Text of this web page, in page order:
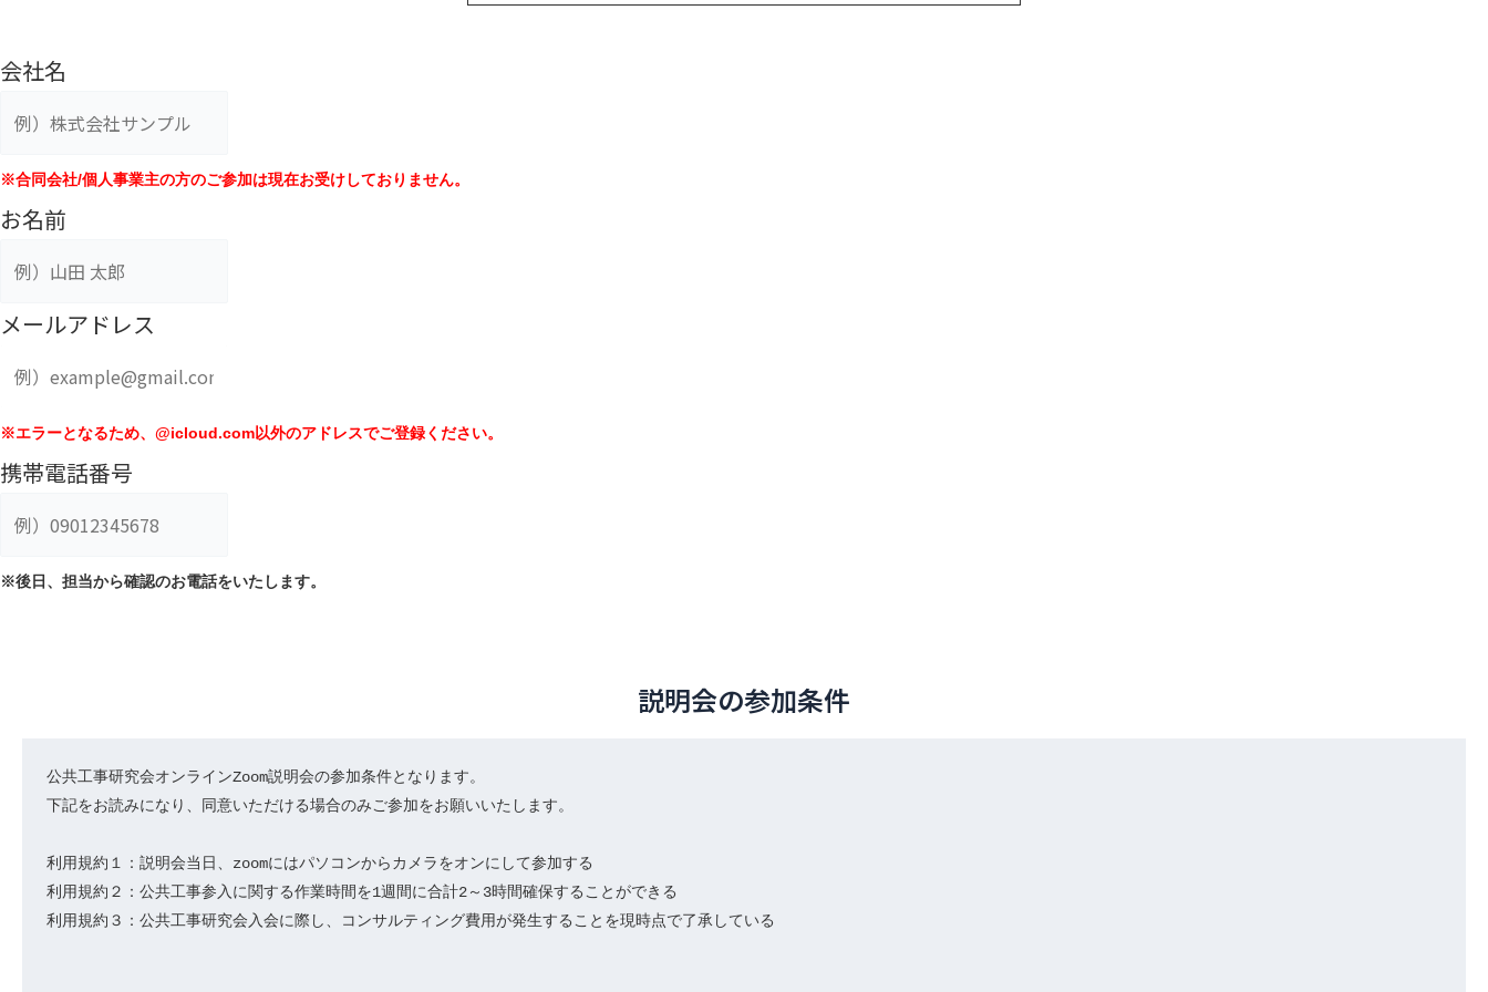
会社名
※合同会社/個人事業主の方のご参加は現在お受けしておりません。
お名前
メールアドレス
※エラーとなるため、@icloud.com以外のアドレスでご登録ください。
携帯電話番号
※後日、担当から確認のお電話をいたします。
説明会の参加条件
公共工事研究会オンラインZoom説明会の参加条件となります。
下記をお読みになり、同意いただける場合のみご参加をお願いいたします。
利用規約１：説明会当日、zoomにはパソコンからカメラをオンにして参加する
利用規約２：公共工事参入に関する作業時間を1週間に合計2～3時間確保することができる
利用規約３：公共工事研究会入会に際し、コンサルティング費用が発生することを現時点で了承している